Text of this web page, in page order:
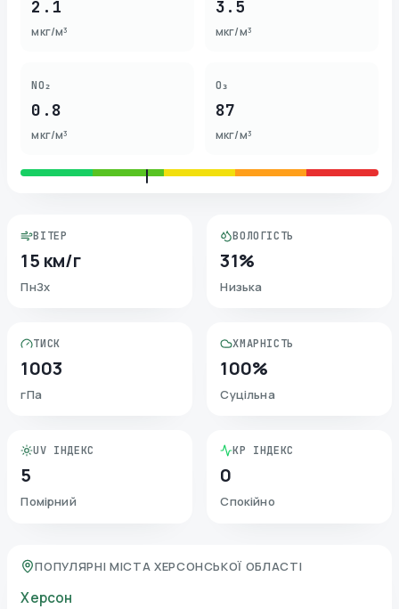
2.1
мкг/м³
3.5
мкг/м³
NO₂
0.8
мкг/м³
O₃
87
мкг/м³
ВІТЕР
15 км/г
ПнЗх
ВОЛОГІСТЬ
31%
Низька
ТИСК
1003
гПа
ХМАРНІСТЬ
100%
Суцільна
UV ІНДЕКС
5
Помірний
KP ІНДЕКС
0
Спокійно
ПОПУЛЯРНІ МІСТА ХЕРСОНСЬКОЇ ОБЛАСТІ
Херсон